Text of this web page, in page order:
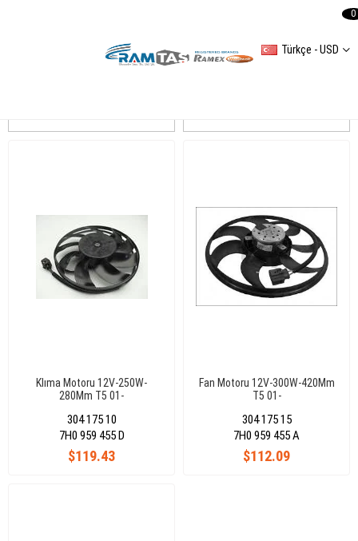
Türkçe - USD
0
Klıma Motoru 12V-250W-
280Mm T5 01-
304 175 10
$119.43
7H0 959 455 D
Fan Motoru 12V-300W-420Mm
T5 01-
304 175 15
$112.09
7H0 959 455 A